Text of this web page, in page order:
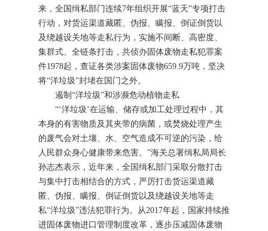
来，全国缉私部门连续7年组织开展“蓝天”专项打击
行动，对货运渠道藏匿、伪报、瞒报、倒证倒货以
及绕越设关地等走私行为，实施不间断、高密度、
集群式、全链条打击，共侦办固体废物走私犯罪案
件1978起，查证各类涉案固体废物659.9万吨，坚决
将“洋垃圾”封堵在国门之外。
遏制“洋垃圾”和涉濒危动植物走私
“‘洋垃圾’在运输、储存或加工处理过程中，其
本身的有害物质及其夹带的病菌，或焚烧处理产生
的废气会对土壤、水、空气造成不可逆的污染，给
人民群众身心健康带来危害。”海关总署缉私局局长
孙志杰表示，近年来，全国缉私部门采取分散打击
与集中打击相结合的方式，严厉打击货运渠道藏
匿、伪报、瞒报、倒证倒货以及绕越设关地等走
私“洋垃圾”违法犯罪行为。从2017年起，国家持续推
进固体废物进口管理制度改革，逐步压减固体废物